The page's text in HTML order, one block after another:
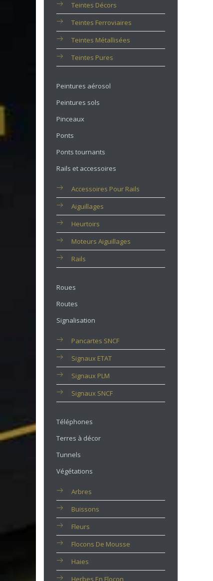
Teintes Décors
Teintes Ferroviaires
Teintes Métallisées
Teintes Pures
Peintures aérosol
Peintures sols
Pinceaux
Ponts
Ponts tournants
Rails et accessoires
Accessoires Pour Rails
Aiguillages
Heurtoirs
Moteurs Aiguillages
Rails
Roues
Routes
Signalisation
Pancartes SNCF
Signaux ETAT
Signaux PLM
Signaux SNCF
Téléphones
Terres à décor
Tunnels
Végétations
Arbres
Buissons
Fleurs
Flocons De Mousse
Haies
Herbes En Flocon